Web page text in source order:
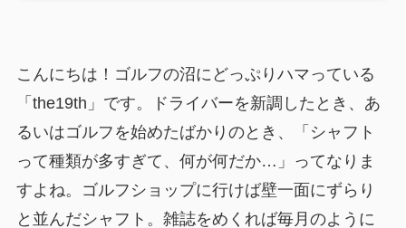
こんにちは！ゴルフの沼にどっぷりハマっている
「the19th」です。ドライバーを新調したとき、あ
るいはゴルフを始めたばかりのとき、「シャフト
って種類が多すぎて、何が何だか…」ってなりま
すよね。ゴルフショップに行けば壁一面にずらり
と並んだシャフト。雑誌をめくれば毎月のように